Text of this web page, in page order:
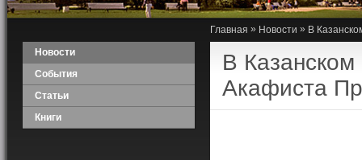
Новости
События
Статьи
Книги
Главная » Новости » В
В
Акафиста